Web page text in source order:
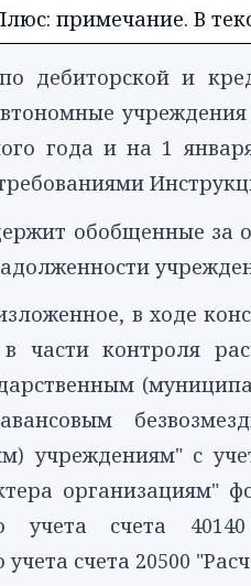
примечание. В
дебиторской и
учреждения
года и на 1
обобщенные за
в ходе
части контроля
учреждениям" с
организациям"
учета счета 40140
счета 20500